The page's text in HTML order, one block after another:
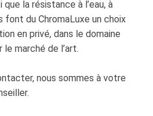
la résistance à l’eau, à
font du ChromaLuxe un choix
en privé, dans le domaine
marché de l’art.
nous sommes à votre